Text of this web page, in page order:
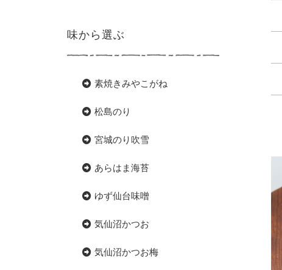
味から選ぶ
素焼きみやこがね
松島のり
宮城のり吹雪
あらはま海苔
ゆず仙台味噌
気仙沼かつお
気仙沼かつお梅